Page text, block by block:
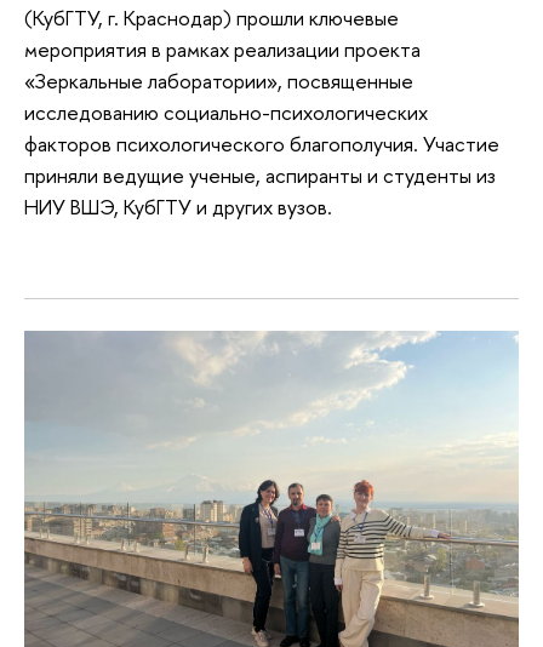
(КубГТУ, г. Краснодар) прошли ключевые
мероприятия в рамках реализации проекта
«Зеркальные лаборатории», посвященные
исследованию социально-психологических
факторов психологического благополучия. Участие
приняли ведущие ученые, аспиранты и студенты из
НИУ ВШЭ, КубГТУ и других вузов.